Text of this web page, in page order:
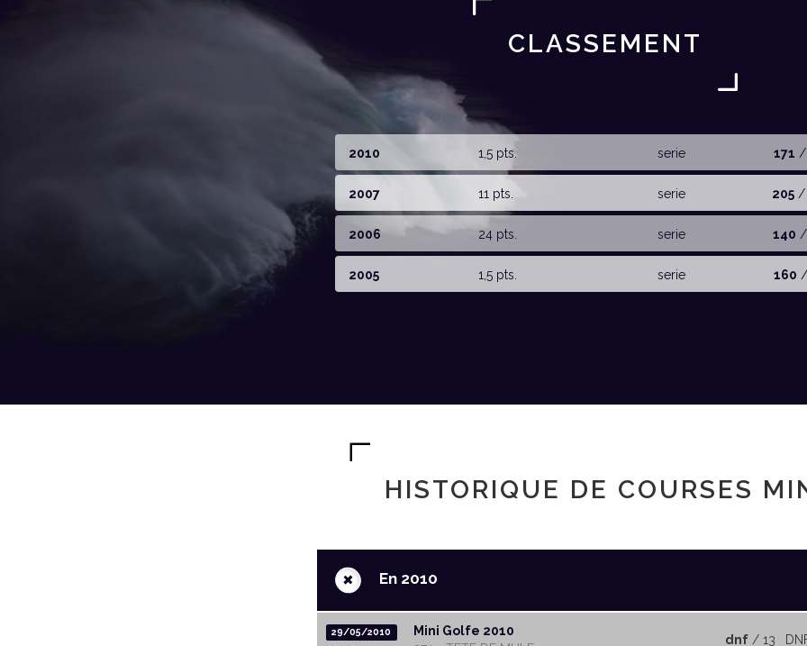
CLASSEMENT
2010 1,5 pts. serie 171 /
2007 11 pts. serie 205 /
2006 24 pts. serie 140 /
2005 1,5 pts. serie 160 /
HISTORIQUE DE COURSES
+ En 2010
29/05/2010
Mini Golfe 2010
dnf / 13